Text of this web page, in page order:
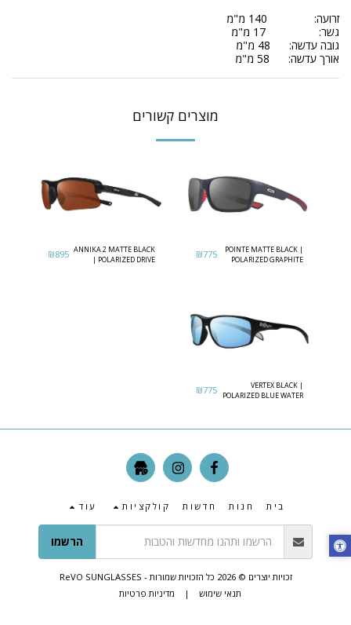
זרועה: 140 מ"מ
גשר: 17 מ"מ
גובה עדשה: 48 מ"מ
אורך עדשה: 58 מ"מ
מוצרים קשורים
POINTE MATTE BLACK |
POLARIZED GRAPHITE
₪775
ANNIKA 2 MATTE BLACK
| POLARIZED DRIVE
₪895
VERTEX BLACK |
POLARIZED BLUE WATER
₪775
בית חנות חדשות קולקציות עוד
הרשמו
זכויות יוצרים © 2026 כל הזכויות שמורות -
ReVO SUNGLASSES
תנאי שימוש | מדיניות פרטיות